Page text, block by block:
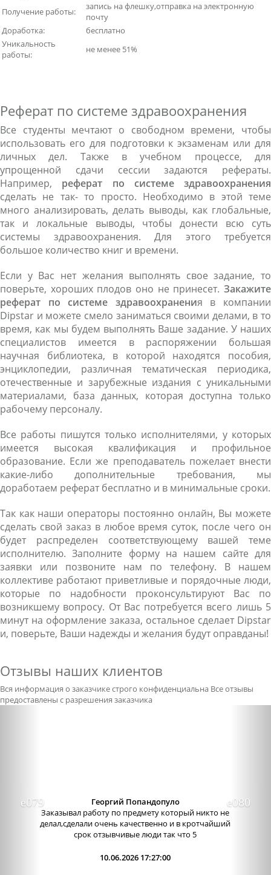
Получение работы:
запись на флешку,отправка на электронную
почту
Доработка:
бесплатно
Уникальность
работы:
не менее 51%
Реферат по системе здравоохранения
Все студенты мечтают о свободном времени, чтобы
использовать его для подготовки к экзаменам или для
личных дел. Также в учебном процессе, для
упрощенной сдачи сессии задаются рефераты.
Например, реферат по системе здравоохранения
сделать не так- то просто. Необходимо в этой теме
много анализировать, делать выводы, как глобальные,
так и локальные выводы, чтобы донести всю суть
системы здравоохранения. Для этого требуется
большое количество книг и времени.
Если у Вас нет желания выполнять свое задание, то
поверьте, хороших плодов оно не принесет. Закажите
реферат по системе здравоохранения в компании
Dipstar и можете смело заниматься своими делами, в то
время, как мы будем выполнять Ваше задание. У наших
специалистов имеется в распоряжении большая
научная библиотека, в которой находятся пособия,
энциклопедии, различная тематическая периодика,
отечественные и зарубежные издания с уникальными
материалами, база данных, которая доступна только
рабочему персоналу.
Все работы пишутся только исполнителями, у которых
имеется высокая квалификация и профильное
образование. Если же преподаватель пожелает внести
какие-либо дополнительные требования, мы
доработаем реферат бесплатно и в минимальные сроки.
Так как наши операторы постоянно онлайн, Вы можете
сделать свой заказ в любое время суток, после чего он
будет распределен соответствующему вашей теме
исполнителю. Заполните форму на нашем сайте для
заявки или позвоните нам по телефону. В нашем
коллективе работают приветливые и порядочные люди,
которые по надобности проконсультируют Вас по
возникшему вопросу. От Вас потребуется всего лишь 5
минут на оформление заказа, остальное сделает Dipstar
и, поверьте, Ваши надежды и желания будут оправданы!
Отзывы наших клиентов
Вся информация о заказчике строго конфиденциальна Все отзывы
предоставлены с разрешения заказчика
Георгий Попандопуло
Заказывал работу по предмету который никто не
делал,сделали очень качественно и в кротчайший
срок отзывчивые люди так что 5
10.06.2026 17:27:00